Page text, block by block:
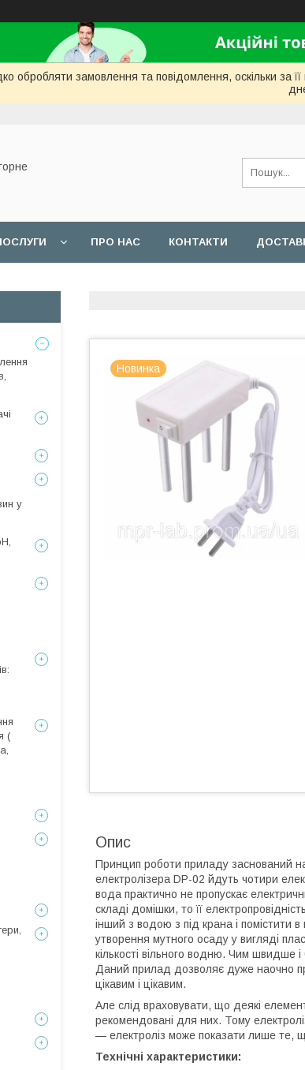
обробляти замовлення та повідомлення, оскільки за
ПРО НАС КОНТАКТИ
Новинка
Опис
Принцип роботи приладу заснований на
електролізера DP-02 йдуть чотири
вода практично не пропускає
складі домішки, то її
інший з водою з під крана і помістити
утворення мутного осаду у вигляді
кількості вільного водню. Чим швидше
Даний прилад дозволяє дуже наочно
цікавим і цікавим.
Але слід враховувати, що деякі
рекомендовані для них. Тому
— електроліз може показати лише те,
Технічні характеристики:
у
(